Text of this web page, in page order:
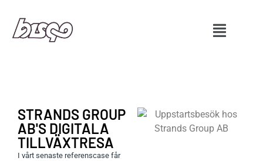
STRANDS GROUP
AB'S DIGITALA
TILLVÄXTRESA
I vårt senaste referenscase får